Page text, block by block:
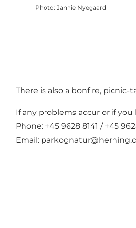
Photo: Jannie Nyegaard
There is also a bonfire,
If any problems accur or if
Phone: +45 9628 8141 / +45
Email: